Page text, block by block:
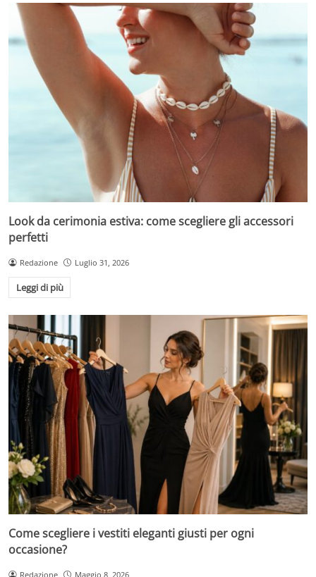
Look da cerimonia estiva: come scegliere gli accessori
perfetti
Redazione Luglio 31, 2026
Leggi di più
Come scegliere i vestiti eleganti giusti per ogni
occasione?
Redazione Maggio 8, 2026